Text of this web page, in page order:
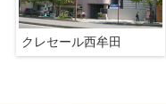
クレセール西牟田